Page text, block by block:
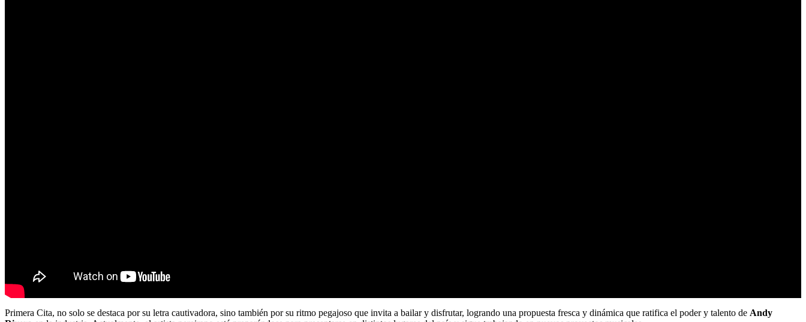
Primera Cita, no solo se destaca por su letra cautivadora, sino también por su ritmo pegajoso que invita a bailar y disfrutar, logrando una propuesta fresca y dinámica que ratifica el poder y talento de Andy